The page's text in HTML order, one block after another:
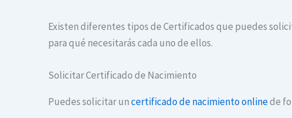
Existen diferentes tipos de Certificados que puedes
para qué necesitarás cada uno de ellos.
Solicitar Certificado de Nacimiento
Puedes solicitar uncertificado de nacimiento onlinede